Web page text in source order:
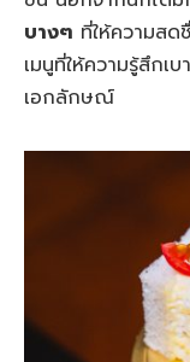
บางๆ ที่ให้ความสด
เมนูที่ให้ความรู้สึกเ
เอกลักษณ์